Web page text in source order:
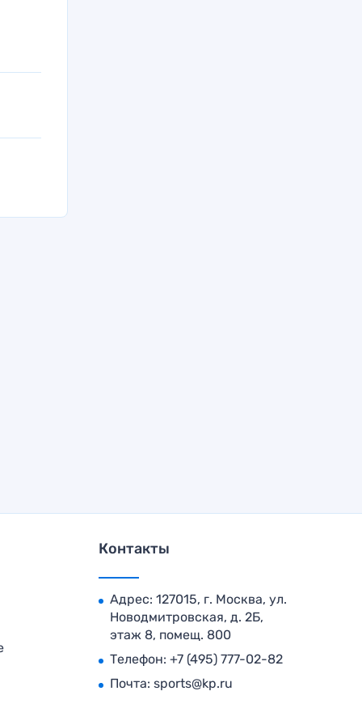
Контакты
Адрес: 127015, г. Москва, ул.
Новодмитровская, д. 2Б,
этаж 8, помещ. 800
Телефон: +7 (495) 777-02-82
Почта: sports@kp.ru